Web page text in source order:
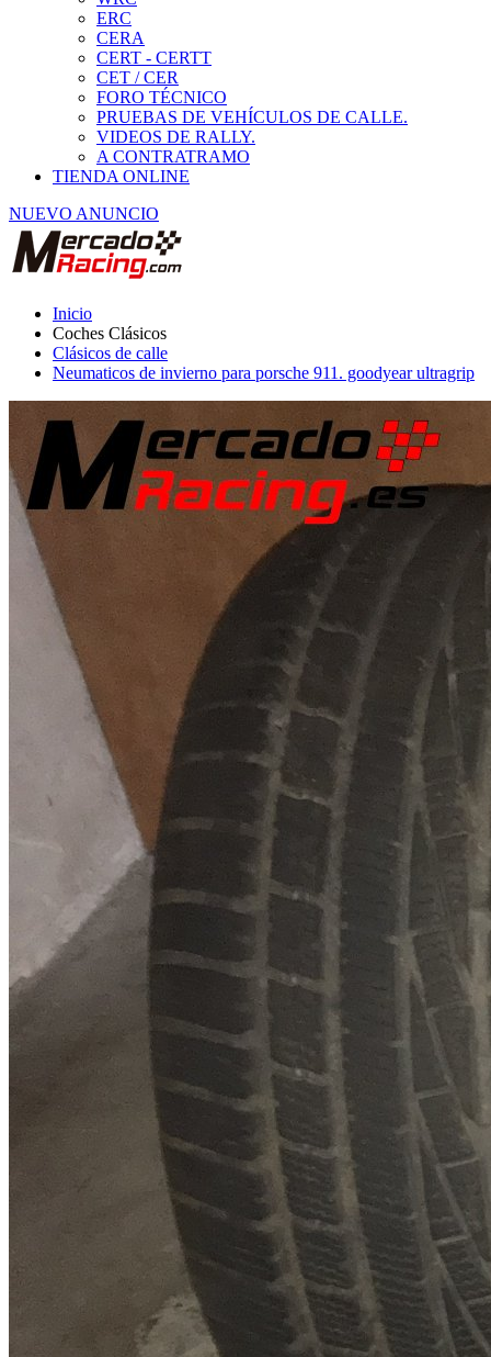
Inicio
Coches Clásicos
Clásicos de calle
Neumaticos de invierno para porsche 911. goodyear ultragrip